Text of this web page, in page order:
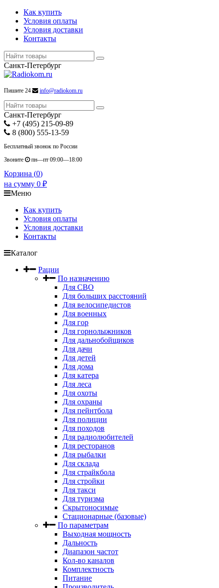
Как купить
Условия оплаты
Условия доставки
Контакты
Санкт-Петербург
Пишите 24 info@radiokom.ru
Санкт-Петербург
+7 (495) 215-09-89
8 (800) 555-13-59
Бесплатный звонок по России
Звоните
пн—пт 09:00—18:00
Корзина (0)
на сумму 0 ₽
Меню
Как купить
Условия оплаты
Условия доставки
Контакты
Каталог
Рации
По назначению
Для СВО
Для больших расстояний
Для велосипедистов
Для военных
Для гор
Для горнолыжников
Для дальнобойщиков
Для дачи
Для детей
Для дома
Для катера
Для леса
Для охоты
Для охраны
Для пейнтбола
Для полиции
Для походов
Для радиолюбителей
Для ресторанов
Для рыбалки
Для склада
Для страйкбола
Для стройки
Для такси
Для туризма
Скрытоносимые
Стационарные (базовые)
По параметрам
Выходная мощность
Дальность
Диапазон частот
Кол-во каналов
Комплектность
Питание